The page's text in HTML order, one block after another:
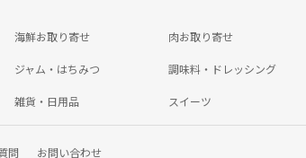
海鮮お取り寄せ 肉お取り寄せ
ジャム・はちみつ 調味料・ドレッシング
雑貨・日用品 スイーツ
問 お問い合わせ